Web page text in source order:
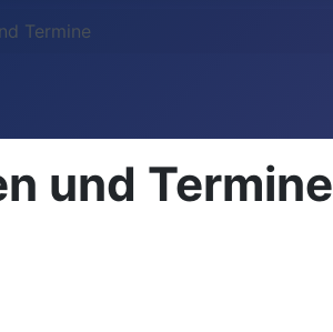
Termine
und Termine